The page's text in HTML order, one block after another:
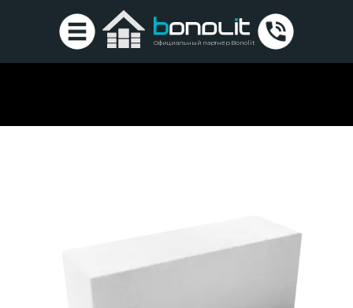
Официальный партнёр Bonolit